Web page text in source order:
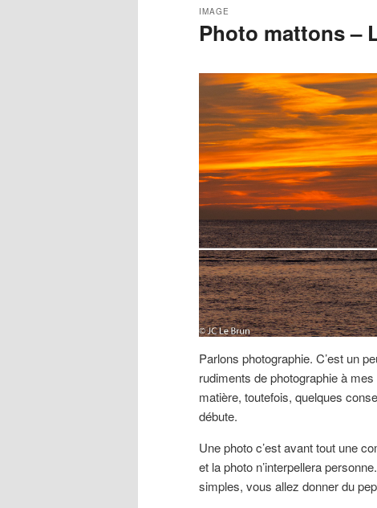
Photo mattons –
IMAGE
Parlons photographie. C’est un
rudiments de photographie à
matière, toutefois, quelques
débute.
Une photo c’est avant tout une
et la photo n’interpellera
simples, vous allez donner du